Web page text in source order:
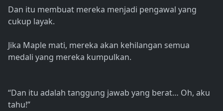
Dan itu membuat mereka menjadi pengawal yang
cukup layak.
Jika Maple mati, mereka akan kehilangan semua
medali yang mereka kumpulkan.
“Dan itu adalah tanggung jawab yang berat… Oh, aku
tahu!”